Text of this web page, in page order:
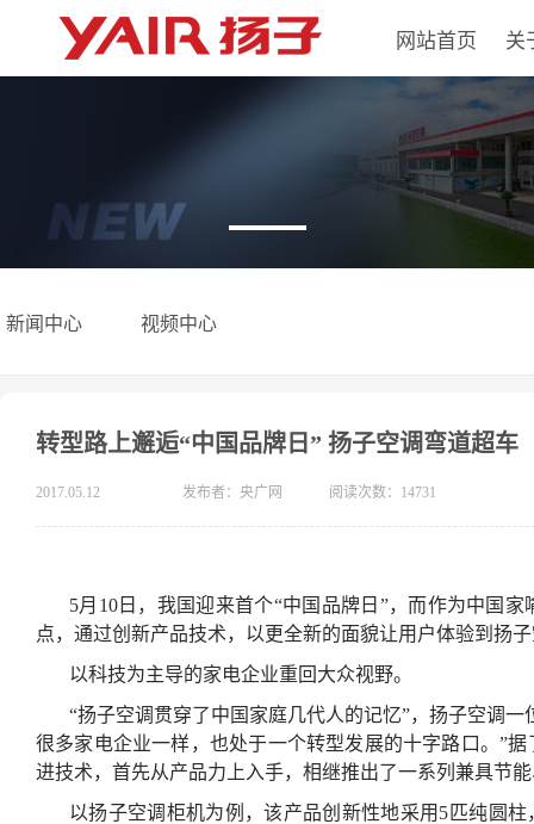
网站首页 关
新闻中心 视频中心
转型路上邂逅“中国品牌日” 扬子空调弯道超车
2017.05.12 发布者：央广网 阅读次数：14731
5月10日，我国迎来首个“中国品牌日”，而作为中国
点，通过创新产品技术，以更全新的面貌让用户体验到扬
以科技为主导的家电企业重回大众视野。
“扬子空调贯穿了中国家庭几代人的记忆”，扬子空调
很多家电企业一样，也处于一个转型发展的十字路口。”
进技术，首先从产品力上入手，相继推出了一系列兼具节
以扬子空调柜机为例，该产品创新性地采用5匹纯圆